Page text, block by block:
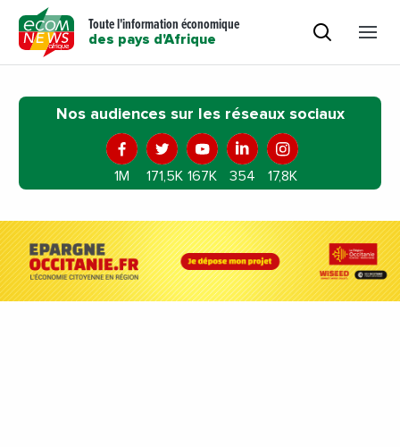
Toute l'information économique
des pays d'Afrique
Nos audiences sur les réseaux sociaux
1M 171,5K 167K 354 17,8K